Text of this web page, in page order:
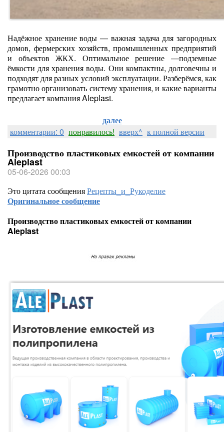
Надёжное хранение воды — важная задача для загородных
домов, фермерских хозяйств, промышленных предприятий
и объектов ЖКХ. Оптимальное решение —подземные
ёмкости для хранения воды. Они компактны, долговечны и
подходят для разных условий эксплуатации. Разберёмся, как
грамотно организовать систему хранения, и какие варианты
предлагает компания Aleplast.
далее
комментарии: 0 понравилось! вверх^ к полной версии
Производство пластиковых емкостей от компании
Aleplast
05-06-2026 00:03
Это цитата сообщенияРецепты_и_Рукоделие
Оригинальное сообщение
Производство пластиковых емкостей от компании
Aleplast